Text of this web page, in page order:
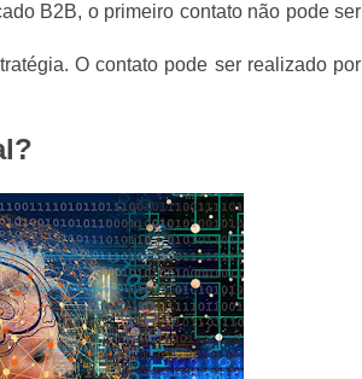
B2B, o primeiro contato não pode ser
O contato pode ser realizado por